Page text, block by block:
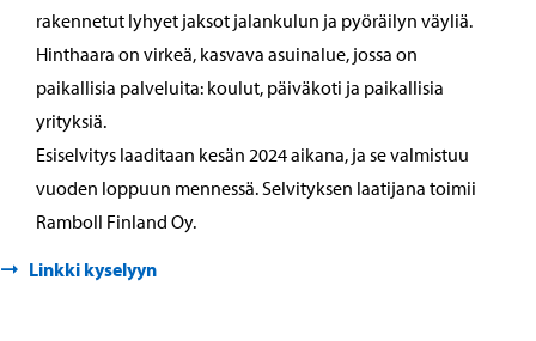
rakennetut lyhyet jaksot jalankulun ja pyöräilyn väyliä.
Hinthaara on virkeä, kasvava asuinalue, jossa on
paikallisia palveluita: koulut, päiväkoti ja paikallisia
yrityksiä.
Esiselvitys laaditaan kesän 2024 aikana, ja se valmistuu
vuoden loppuun mennessä. Selvityksen laatijana toimii
Ramboll Finland Oy.
Linkki kyselyyn